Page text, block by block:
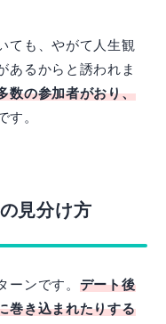
ても、やがて人生観
あるからと誘われま
数の参加者がおり、
す。
見分け方
ーンです。 デート後
巻き込まれたりする